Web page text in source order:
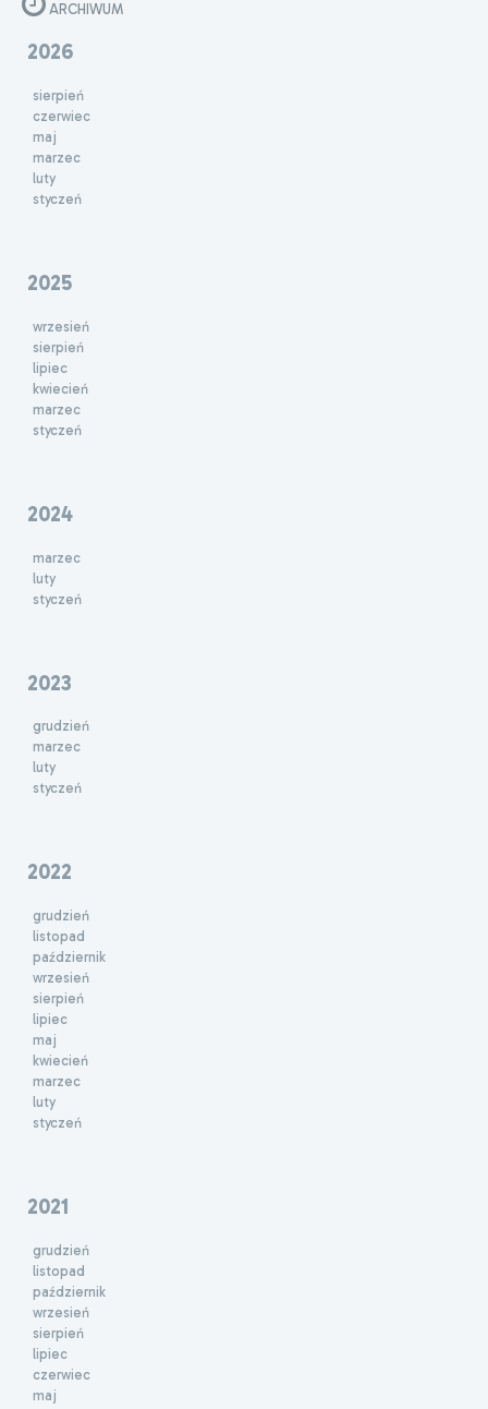
ARCHIWUM
2026
sierpień
czerwiec
maj
marzec
luty
styczeń
2025
wrzesień
sierpień
lipiec
kwiecień
marzec
styczeń
2024
marzec
luty
styczeń
2023
grudzień
marzec
luty
styczeń
2022
grudzień
listopad
październik
wrzesień
sierpień
lipiec
maj
kwiecień
marzec
luty
styczeń
2021
grudzień
listopad
październik
wrzesień
sierpień
lipiec
czerwiec
maj